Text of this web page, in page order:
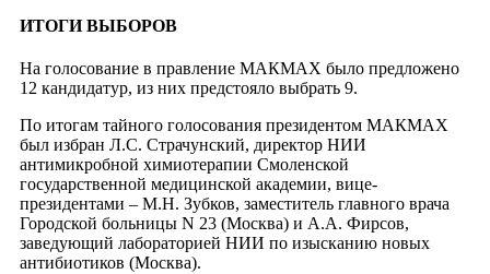
ИТОГИ ВЫБОРОВ
На голосование в правление МАКМАХ было предложено
12 кандидатур, из них предстояло выбрать 9.
По итогам тайного голосования президентом МАКМАХ
был избран Л.С. Страчунский, директор НИИ
антимикробной химиотерапии Смоленской
государственной медицинской академии, вице-
президентами – М.Н. Зубков, заместитель главного врача
Городской больницы N 23 (Москва) и А.А. Фирсов,
заведующий лабораторией НИИ по изысканию новых
антибиотиков (Москва).